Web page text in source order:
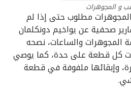
و المجوهرات
مطلوب حتى إذا لم
صحفية عن يواخيم دونكلمان
المجوهرات والساعات، نصحه
كل قطعة على حدة، كما يوصي
وإبقائها ملفوفة في قطعة